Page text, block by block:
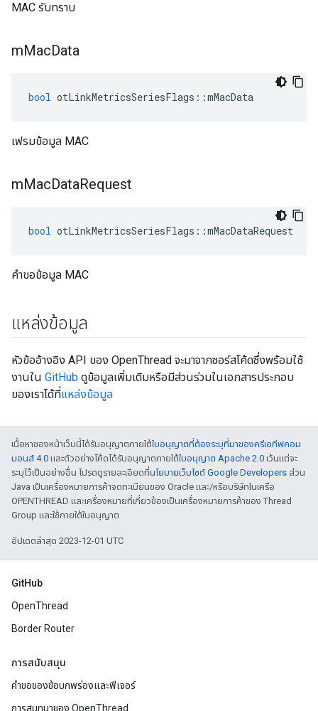
MAC รับทราบ
mMacData
bool otLinkMetricsSeriesFlags ::mMacData
เฟรมข้อมูล MAC
mMacDataRequest
bool otLinkMetricsSeriesFlags ::mMacDataRequest
คำขอข้อมูล MAC
แหล่งข้อมูล
หัวข้ออ้างอิง API ของ OpenThread จะมาจากซอร์สโค้ดซึ่งพร้อมใช้
งานใน GitHub ดูข้อมูลเพิ่มเติมหรือมีส่วนร่วมในเอกสารประกอบ
ของเราได้ที่แหล่งข้อมูล
เนื้อหาของหน้าเว็บนี้ได้รับอนุญาตภายใต้ใบอนุญาตที่ต้องระบุที่มาของครีเอทีฟคอม
มอนส์ 4.0 และตัวอย่างโค้ดได้รับอนุญาตภายใต้ใบอนุญาต Apache 2.0 เว้นแต่จะ
ระบุไว้เป็นอย่างอื่น โปรดดูรายละเอียดที่นโยบายเว็บไซต์ Google Developers ส่วน
Java เป็นเครื่องหมายการค้าจดทะเบียนของ Oracle และ/หรือบริษัทในเครือ
OPENTHREAD และเครื่องหมายที่เกี่ยวข้องเป็นเครื่องหมายการค้าของ Thread
Group และใช้ภายใต้ใบอนุญาต
อัปเดตล่าสุด 2023-12-01 UTC
GitHub
OpenThread
Border Router
การสนับสนุน
คำขอของข้อบกพร่องและฟีเจอร์
การสนทนาของ OpenThread